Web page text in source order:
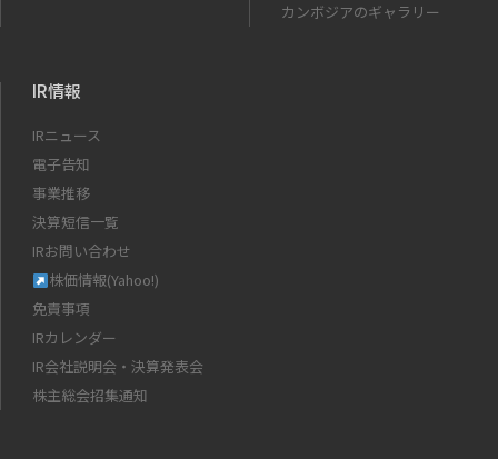
カンボジアのギャラリー
IR情報
IRニュース
電子告知
事業推移
決算短信一覧
IRお問い合わせ
株価情報(Yahoo!)
免責事項
IRカレンダー
IR会社説明会・決算発表会
株主総会招集通知